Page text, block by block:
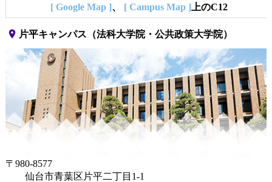
[ Google Map ]、 [ Campus Map ]上のC12
place 片平キャンパス（法科大学院・公共政策大学院）
〒980-8577
仙台市青葉区片平二丁目1-1